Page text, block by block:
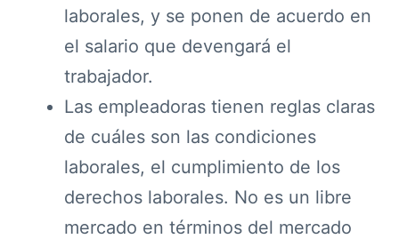
laborales, y se ponen de acuerdo en
el salario que devengará el
trabajador.
Las empleadoras tienen reglas claras
de cuáles son las condiciones
laborales, el cumplimiento de los
derechos laborales. No es un libre
mercado en términos del mercado